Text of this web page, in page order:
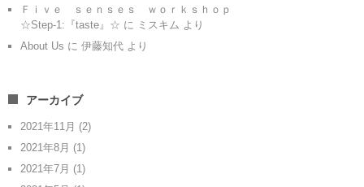
Ｆｉｖｅ ｓｅｎｓｅｓ ｗｏｒｋｓｈｏｐ
☆Step-1:『taste』☆ に ミスキム より
About Us に 伊藤知代 より
アーカイブ
2021年11月 (2)
2021年8月 (1)
2021年7月 (1)